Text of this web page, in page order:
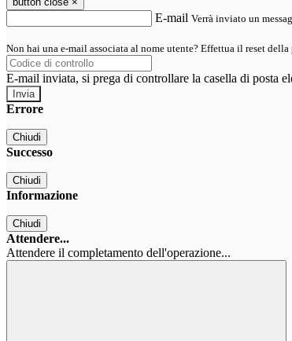
E-mail Verrà inviato un
Non hai una e-mail associata al nome utente? Effettua il reset della
E-mail inviata, si prega di controllare la casella di posta
Errore
Chiudi
Successo
Chiudi
Informazione
Chiudi
Attendere...
Attendere il completamento dell'operazione...